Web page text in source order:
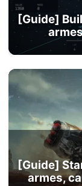
[Guide]
[Guide]
armes,